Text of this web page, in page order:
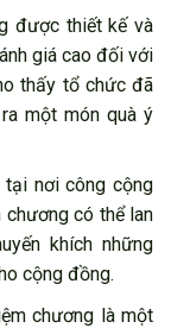
được thiết kế và
giá cao đối với
thấy tổ chức đã
một món quà ý
tại nơi công cộng
chương có thể lan
khích những
cộng đồng.
chương là một